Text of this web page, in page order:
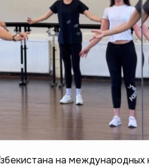
на международных